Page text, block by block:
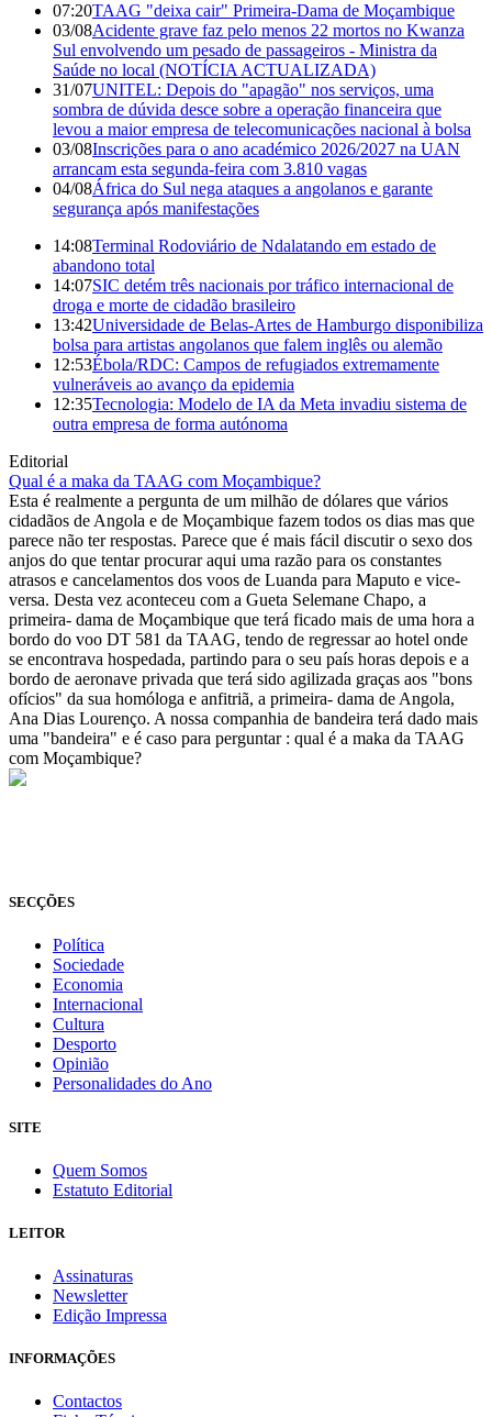
07:20TAAG "deixa cair" Primeira-Dama de Moçambique
03/08Acidente grave faz pelo menos 22 mortos no Kwanza
Sul envolvendo um pesado de passageiros - Ministra da
Saúde no local (NOTÍCIA ACTUALIZADA)
31/07UNITEL: Depois do "apagão" nos serviços, uma
sombra de dúvida desce sobre a operação financeira que
levou a maior empresa de telecomunicações nacional à bolsa
03/08Inscrições para o ano académico 2026/2027 na UAN
arrancam esta segunda-feira com 3.810 vagas
04/08África do Sul nega ataques a angolanos e garante
segurança após manifestações
14:08Terminal Rodoviário de Ndalatando em estado de
abandono total
14:07SIC detém três nacionais por tráfico internacional de
droga e morte de cidadão brasileiro
13:42Universidade de Belas-Artes de Hamburgo disponibiliza
bolsa para artistas angolanos que falem inglês ou alemão
12:53Ébola/RDC: Campos de refugiados extremamente
vulneráveis ao avanço da epidemia
12:35Tecnologia: Modelo de IA da Meta invadiu sistema de
outra empresa de forma autónoma
Editorial
Qual é a maka da TAAG com Moçambique?
Esta é realmente a pergunta de um milhão de dólares que vários
cidadãos de Angola e de Moçambique fazem todos os dias mas que
parece não ter respostas. Parece que é mais fácil discutir o sexo dos
anjos do que tentar procurar aqui uma razão para os constantes
atrasos e cancelamentos dos voos de Luanda para Maputo e vice-
versa. Desta vez aconteceu com a Gueta Selemane Chapo, a
primeira- dama de Moçambique que terá ficado mais de uma hora a
bordo do voo DT 581 da TAAG, tendo de regressar ao hotel onde
se encontrava hospedada, partindo para o seu país horas depois e a
bordo de aeronave privada que terá sido agilizada graças aos "bons
ofícios" da sua homóloga e anfitriã, a primeira- dama de Angola,
Ana Dias Lourenço. A nossa companhia de bandeira terá dado mais
uma "bandeira" e é caso para perguntar : qual é a maka da TAAG
com Moçambique?
SECÇÕES
Política
Sociedade
Economia
Internacional
Cultura
Desporto
Opinião
Personalidades do Ano
SITE
Quem Somos
Estatuto Editorial
LEITOR
Assinaturas
Newsletter
Edição Impressa
INFORMAÇÕES
Contactos